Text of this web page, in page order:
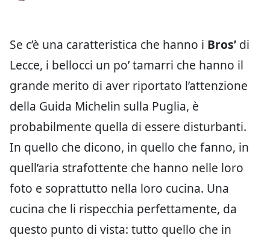
Se c’è una caratteristica che hanno i Bros’ di
Lecce, i bellocci un po’ tamarri che hanno il
grande merito di aver riportato l’attenzione
della Guida Michelin sulla Puglia, è
probabilmente quella di essere disturbanti.
In quello che dicono, in quello che fanno, in
quell’aria strafottente che hanno nelle loro
foto e soprattutto nella loro cucina. Una
cucina che li rispecchia perfettamente, da
questo punto di vista: tutto quello che in